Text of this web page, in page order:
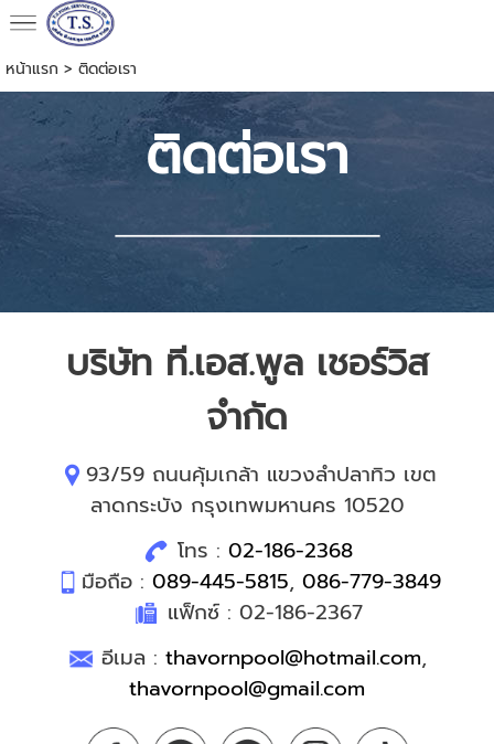
หน้าแรก > ติดต่อเรา
ติดต่อเรา
บริษัท ที.เอส.พูล เชอร์วิส
จำกัด
93/59 ถนนคุ้มเกล้า แขวงลำปลาทิว เขต
ลาดกระบัง กรุงเทพมหานคร 10520
โทร : 02-186-2368
มือถือ : 089-445-5815, 086-779-3849
แฟ็กซ์ : 02-186-2367
อีเมล : thavornpool@hotmail.com,
thavornpool@gmail.com